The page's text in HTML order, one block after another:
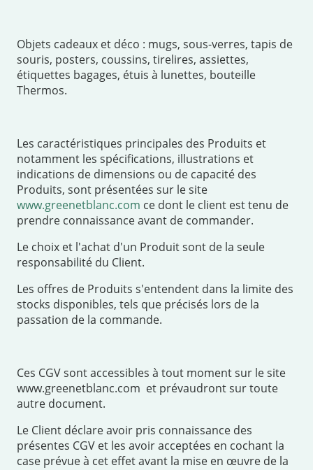
Objets cadeaux et déco : mugs, sous-verres, tapis de
souris, posters, coussins, tirelires, assiettes,
étiquettes bagages, étuis à lunettes, bouteille
Thermos.
Les caractéristiques principales des Produits et
notamment les spécifications, illustrations et
indications de dimensions ou de capacité des
Produits, sont présentées sur le site
www.greenetblanc.com ce dont le client est tenu de
prendre connaissance avant de commander.
Le choix et l'achat d'un Produit sont de la seule
responsabilité du Client.
Les offres de Produits s'entendent dans la limite des
stocks disponibles, tels que précisés lors de la
passation de la commande.
Ces CGV sont accessibles à tout moment sur le site
www.greenetblanc.com et prévaudront sur toute
autre document.
Le Client déclare avoir pris connaissance des
présentes CGV et les avoir acceptées en cochant la
case prévue à cet effet avant la mise en œuvre de la